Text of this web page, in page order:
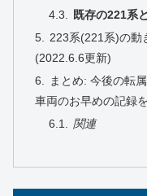
既存の221系
223系(221系)の動
(2022.6.6更新)
まとめ: 今後の転
車両のお早めの記録を
関連